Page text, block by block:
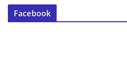
Facebook